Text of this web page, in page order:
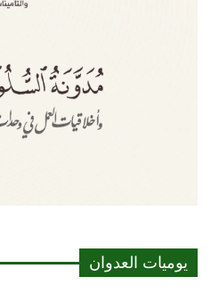
يوميات العدوان